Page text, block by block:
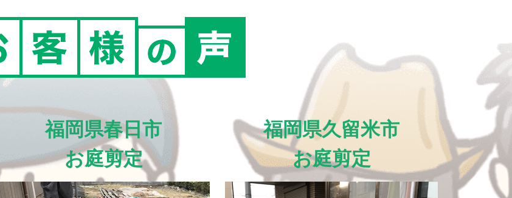
福岡県春日市
お庭剪定
福岡県久留米市
お庭剪定